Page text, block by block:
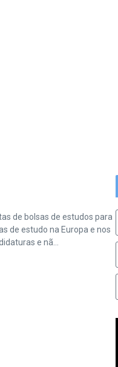
de bolsas de estudos para
de estudo na Europa e nos
e nã...